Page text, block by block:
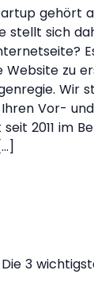
gehört
stellt sich
Website zu
Wir
Vor-
2011 im